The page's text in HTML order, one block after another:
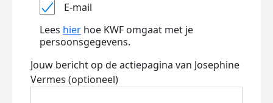
E-mail
Lees hier hoe KWF omgaat met je
persoonsgegevens.
Jouw bericht op de actiepagina van Josephine
Vermes (optioneel)